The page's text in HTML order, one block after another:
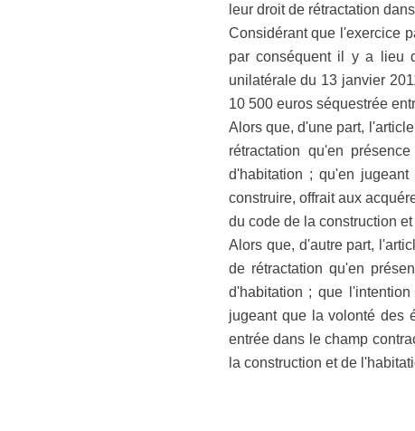
leur droit de rétractation
Considérant que l'exercice
par conséquent il y a lieu
unilatérale du 13 janvier
10 500 euros séquestrée
Alors que, d'une part,
rétractation qu'en
d'habitation ; qu'en
construire, offrait aux
du code de la construction
Alors que, d'autre part,
de rétractation qu'en
d'habitation ; que
jugeant que la volonté des
entrée dans le champ
la construction et de